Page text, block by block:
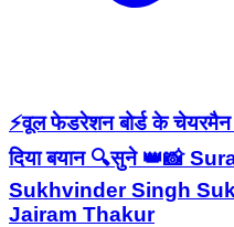
⚡वूल फेडरेशन बोर्ड के चेयरमैन
दिया बयान 🔍सुने 👑📸
Sukhvinder Singh
Jairam Thakur